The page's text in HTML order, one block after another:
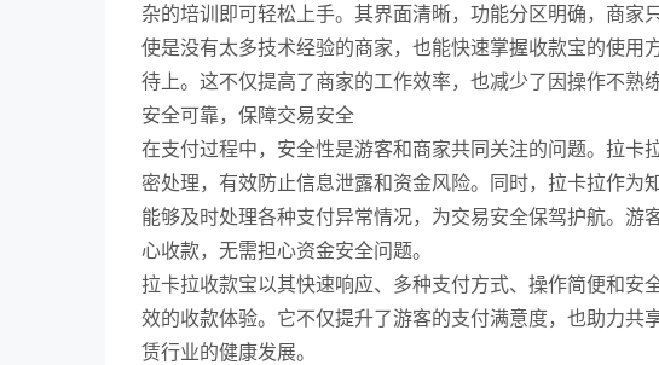
杂的培训即可轻松上手。其界面清晰，功能分区明确，商
使是没有太多技术经验的商家，也能快速掌握收款宝的使
待上。这不仅提高了商家的工作效率，也减少了因操作不熟
安全可靠，保障交易安全
在支付过程中，安全性是游客和商家共同关注的问题。拉卡
密处理，有效防止信息泄露和资金风险。同时，拉卡拉作为
能够及时处理各种支付异常情况，为交易安全保驾护航。
心收款，无需担心资金安全问题。
拉卡拉收款宝以其快速响应、多种支付方式、操作简便和安
效的收款体验。它不仅提升了游客的支付满意度，也助力共
赁行业的健康发展。